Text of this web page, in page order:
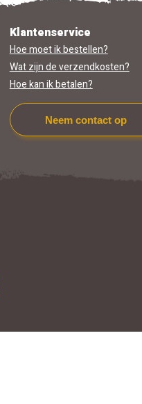
Klantenservice
Hoe moet ik bestellen?
Wat zijn de verzendkosten?
Hoe kan ik betalen?
Neem contact op